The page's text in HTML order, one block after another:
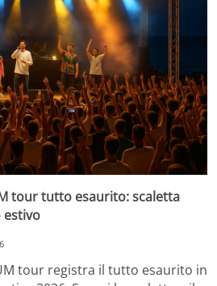
tour tutto esaurito: scaletta
estivo
tour registra il tutto esaurito in